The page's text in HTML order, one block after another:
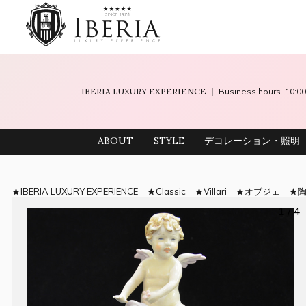
IBERIA LUXURY EXPERIENCE ｜ Business hours.
ABOUT STYLE デコレーション・照明
IBERIA LUXURY EXPERIENCE Classic Villari オブジェ
1 / 4